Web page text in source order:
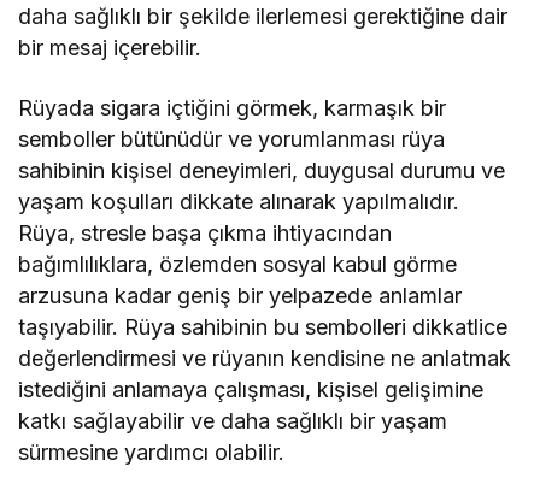
daha sağlıklı bir şekilde ilerlemesi gerektiğine dair
bir mesaj içerebilir.
Rüyada sigara içtiğini görmek, karmaşık bir
semboller bütünüdür ve yorumlanması rüya
sahibinin kişisel deneyimleri, duygusal durumu ve
yaşam koşulları dikkate alınarak yapılmalıdır.
Rüya, stresle başa çıkma ihtiyacından
bağımlılıklara, özlemden sosyal kabul görme
arzusuna kadar geniş bir yelpazede anlamlar
taşıyabilir. Rüya sahibinin bu sembolleri dikkatlice
değerlendirmesi ve rüyanın kendisine ne anlatmak
istediğini anlamaya çalışması, kişisel gelişimine
katkı sağlayabilir ve daha sağlıklı bir yaşam
sürmesine yardımcı olabilir.